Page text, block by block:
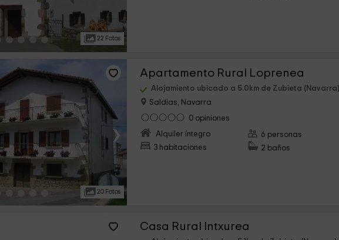
22 Fotos
›
20 Fotos
Apartamento Rural Loprenea
Alojamiento ubicado a 5.0km de Zubieta (Navarra)
Saldias, Navarra
0 opiniones
Alquiler íntegro
3 habitaciones
6 personas
2 baños
Casa Rural Intxurea